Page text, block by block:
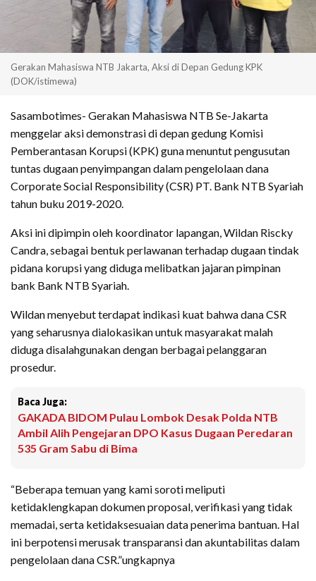
Gerakan Mahasiswa NTB Jakarta, Aksi di Depan Gedung KPK
(DOK/istimewa)
Sasambotimes- Gerakan Mahasiswa NTB Se-Jakarta
menggelar aksi demonstrasi di depan gedung Komisi
Pemberantasan Korupsi (KPK) guna menuntut pengusutan
tuntas dugaan penyimpangan dalam pengelolaan dana
Corporate Social Responsibility (CSR) PT. Bank NTB Syariah
tahun buku 2019-2020.
Aksi ini dipimpin oleh koordinator lapangan, Wildan Riscky
Candra, sebagai bentuk perlawanan terhadap dugaan tindak
pidana korupsi yang diduga melibatkan jajaran pimpinan
bank Bank NTB Syariah.
Wildan menyebut terdapat indikasi kuat bahwa dana CSR
yang seharusnya dialokasikan untuk masyarakat malah
diduga disalahgunakan dengan berbagai pelanggaran
prosedur.
Baca Juga:
GAKADA BIDOM Pulau Lombok Desak Polda NTB
Ambil Alih Pengejaran DPO Kasus Dugaan Peredaran
535 Gram Sabu di Bima
“Beberapa temuan yang kami soroti meliputi
ketidaklengkapan dokumen proposal, verifikasi yang tidak
memadai, serta ketidaksesuaian data penerima bantuan. Hal
ini berpotensi merusak transparansi dan akuntabilitas dalam
pengelolaan dana CSR.”ungkapnya